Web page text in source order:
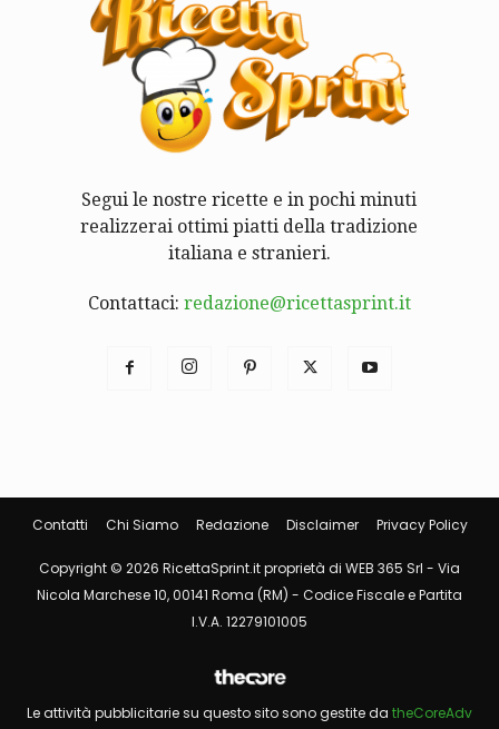
Segui le nostre ricette e in pochi minuti
realizzerai ottimi piatti della tradizione
italiana e stranieri.
Contattaci: redazione@ricettasprint.it
Contatti Chi Siamo Redazione Disclaimer Privacy Policy
Copyright © 2026 RicettaSprint.it proprietà di WEB 365 Srl - Via
Nicola Marchese 10, 00141 Roma (RM) - Codice Fiscale e Partita
I.V.A. 12279101005
Le attività pubblicitarie su questo sito sono gestite da theCoreAdv